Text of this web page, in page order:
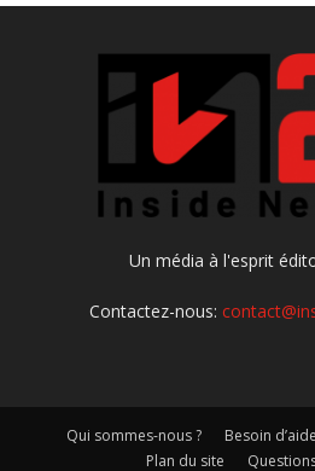
Un média à l'esprit
Contactez-nous:
Qui sommes-nous ? Besoin
Plan du site